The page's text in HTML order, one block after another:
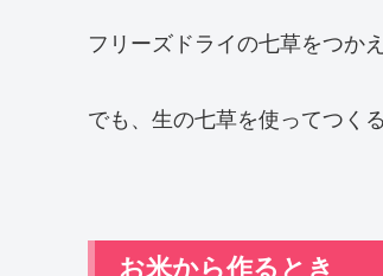
フリーズドライの七草をつか
でも、生の七草を使ってつく
お米から作るとき